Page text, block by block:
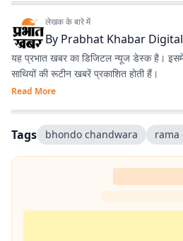
लेखक के बारे में
By Prabhat Khabar
यह प्रभात खबर का डिजिटल न्यूज डेस्क है।
साथियों की रूटीन खबरें प्रकाशित होती हैं।
Read More
Tags bhondo chandwara rama